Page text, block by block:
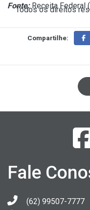
Fonte:Receita Federal (
Todos os direitos
Compartilhe:
Fale
(62) 99507-7777